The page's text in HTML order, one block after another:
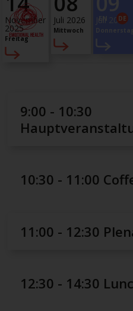
EN DE
November
2025
Freitag
Juli 2026
Mittwoch
Juli 2026
9:00 - 10:30
10:30 - 11:00
11:00 - 12:30
12:30 - 14:30